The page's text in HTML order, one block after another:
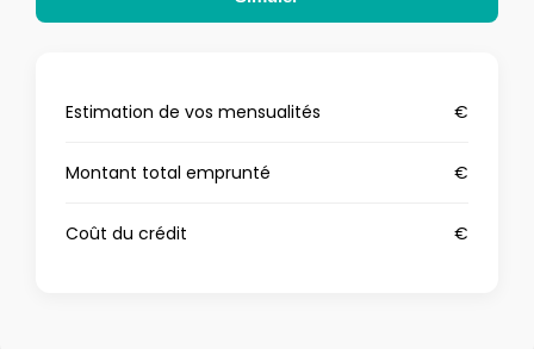
Estimation de vos mensualités €
Montant total emprunté €
Coût du crédit €